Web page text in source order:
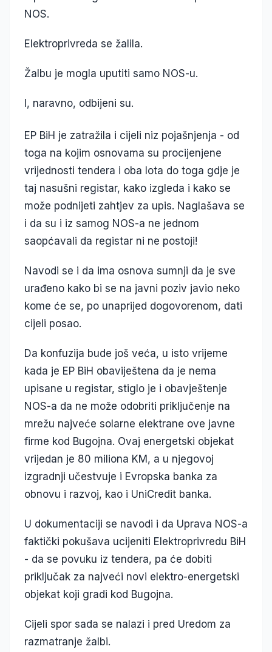
NOS.
Elektroprivreda se žalila.
Žalbu je mogla uputiti samo NOS-u.
I, naravno, odbijeni su.
EP BiH je zatražila i cijeli niz pojašnjenja - od
toga na kojim osnovama su procijenjene
vrijednosti tendera i oba lota do toga gdje je
taj nasušni registar, kako izgleda i kako se
može podnijeti zahtjev za upis. Naglašava se
i da su i iz samog NOS-a ne jednom
saopćavali da registar ni ne postoji!
Navodi se i da ima osnova sumnji da je sve
urađeno kako bi se na javni poziv javio neko
kome će se, po unaprijed dogovorenom, dati
cijeli posao.
Da konfuzija bude još veća, u isto vrijeme
kada je EP BiH obaviještena da je nema
upisane u registar, stiglo je i obavještenje
NOS-a da ne može odobriti priključenje na
mrežu najveće solarne elektrane ove javne
firme kod Bugojna. Ovaj energetski objekat
vrijedan je 80 miliona KM, a u njegovoj
izgradnji učestvuje i Evropska banka za
obnovu i razvoj, kao i UniCredit banka.
U dokumentaciji se navodi i da Uprava NOS-a
faktički pokušava ucijeniti Elektroprivredu BiH
- da se povuku iz tendera, pa će dobiti
priključak za najveći novi elektro-energetski
objekat koji gradi kod Bugojna.
Cijeli spor sada se nalazi i pred Uredom za
razmatranje žalbi.